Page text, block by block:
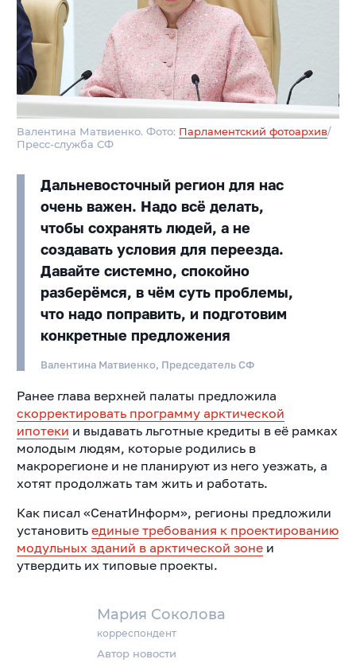
Мария Соколова
корреспондент
Автор новости
Валентина Матвиенко. Фото: Парламентский фотоархив/
Пресс-служба СФ
Дальневосточный регион для нас
очень важен. Надо всё делать,
чтобы сохранять людей, а не
создавать условия для переезда.
Давайте системно, спокойно
разберёмся, в чём суть проблемы,
что надо поправить, и подготовим
конкретные предложения
Валентина Матвиенко, Председатель СФ
Ранее глава верхней палаты предложила
скорректировать программу арктической
ипотеки и выдавать льготные кредиты в её рамках
молодым людям, которые родились в
макрорегионе и не планируют из него уезжать, а
хотят продолжать там жить и работать.
Как писал «СенатИнформ», регионы предложили
установить единые требования к проектированию
модульных зданий в арктической зонеи
утвердить их типовые проекты.